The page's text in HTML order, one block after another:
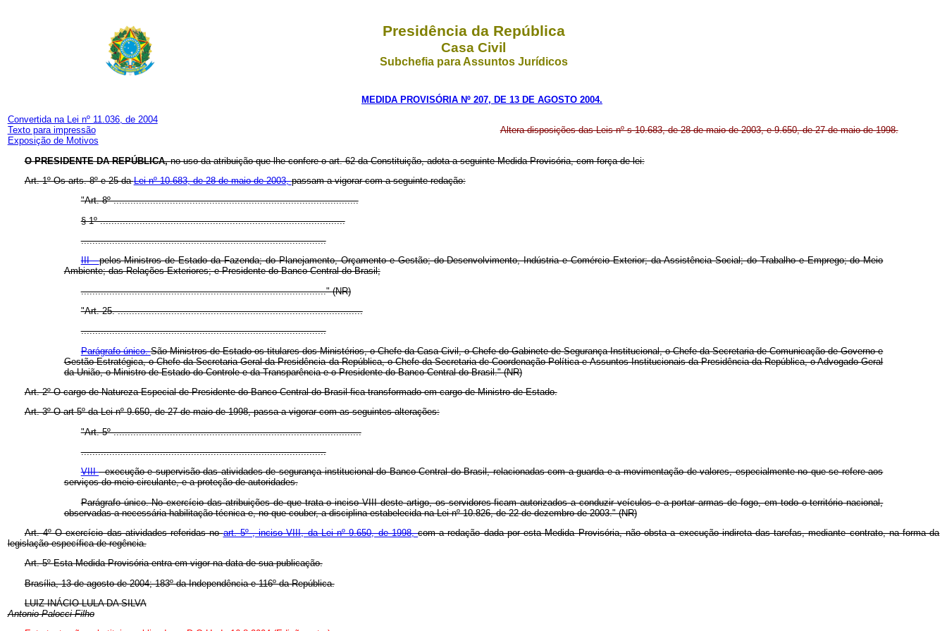
Presidência da República
Casa Civil
Subchefia para Assuntos Jurídicos
MEDIDA PROVISÓRIA Nº 207, DE 13 DE AGOSTO 2004.
Convertida na Lei nº 11.036, de 2004
Texto para impressão
Exposição de Motivos
Altera disposições das Leis nº s 10.683, de 28 de maio de 2003, e 9.650, de 27 de maio de 1998.
O PRESIDENTE DA REPÚBLICA,no uso da atribuição que lhe confere o art. 62 da Constituição, adota a seguinte Medida Provisória, com força de lei:
Art. 1º Os arts. 8º e 25 daLei nº 10.683, de 28 de maio de 2003,passam a vigorar com a seguinte redação:
"Art. 8º .......................................................................................
§ 1º .......................................................................................
.......................................................................................
III -pelos Ministros de Estado da Fazenda; do Planejamento, Orçamento e Gestão; do Desenvolvimento, Indústria e Comércio Exterior; da Assistência Social; do Trabalho e Emprego; do Meio
Ambiente; das Relações Exteriores; e Presidente do Banco Central do Brasil;
......................................................................................." (NR)
"Art. 25. .......................................................................................
.......................................................................................
Parágrafo único.São Ministros de Estado os titulares dos Ministérios, o Chefe da Casa Civil, o Chefe do Gabinete de Segurança Institucional, o Chefe da Secretaria de Comunicação de Governo e
Gestão Estratégica, o Chefe da Secretaria-Geral da Presidência da República, o Chefe da Secretaria de Coordenação Política e Assuntos Institucionais da Presidência da República, o Advogado-Geral
da União, o Ministro de Estado do Controle e da Transparência e o Presidente do Banco Central do Brasil." (NR)
Art. 2º O cargo de Natureza Especial de Presidente do Banco Central do Brasil fica transformado em cargo de Ministro de Estado.
Art. 3º O art 5º da Lei nº 9.650, de 27 de maio de 1998, passa a vigorar com as seguintes alterações:
"Art. 5º ........................................................................................
.......................................................................................
VIII- execução e supervisão das atividades de segurança institucional do Banco Central do Brasil, relacionadas com a guarda e a movimentação de valores, especialmente no que se refere aos
serviços do meio circulante, e a proteção de autoridades.
Parágrafo único. No exercício das atribuições de que trata o inciso VIII deste artigo, os servidores ficam autorizados a conduzir veículos e a portar armas de fogo, em todo o território nacional,
observadas a necessária habilitação técnica e, no que couber, a disciplina estabelecida na Lei nº 10.826, de 22 de dezembro de 2003." (NR)
Art. 4º O exercício das atividades referidas noart. 5º , inciso VIII, da Lei nº 9.650, de 1998,com a redação dada por esta Medida Provisória, não obsta a execução indireta das tarefas, mediante contrato, na forma da
legislação específica de regência.
Art. 5ºEsta Medida Provisória entra em vigor na data de sua publicação.
Brasília, 13 de agosto de 2004; 183º da Independência e 116º da República.
LUIZ INÁCIO LULA DA SILVA
Antonio Palocci Filho